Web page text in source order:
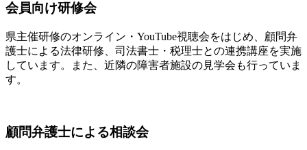
会員向け研修会
県主催研修のオンライン・YouTube視聴会をはじめ、顧問弁
護士による法律研修、司法書士・税理士との連携講座を実施
しています。また、近隣の障害者施設の見学会も行っていま
す。
顧問弁護士による相談会